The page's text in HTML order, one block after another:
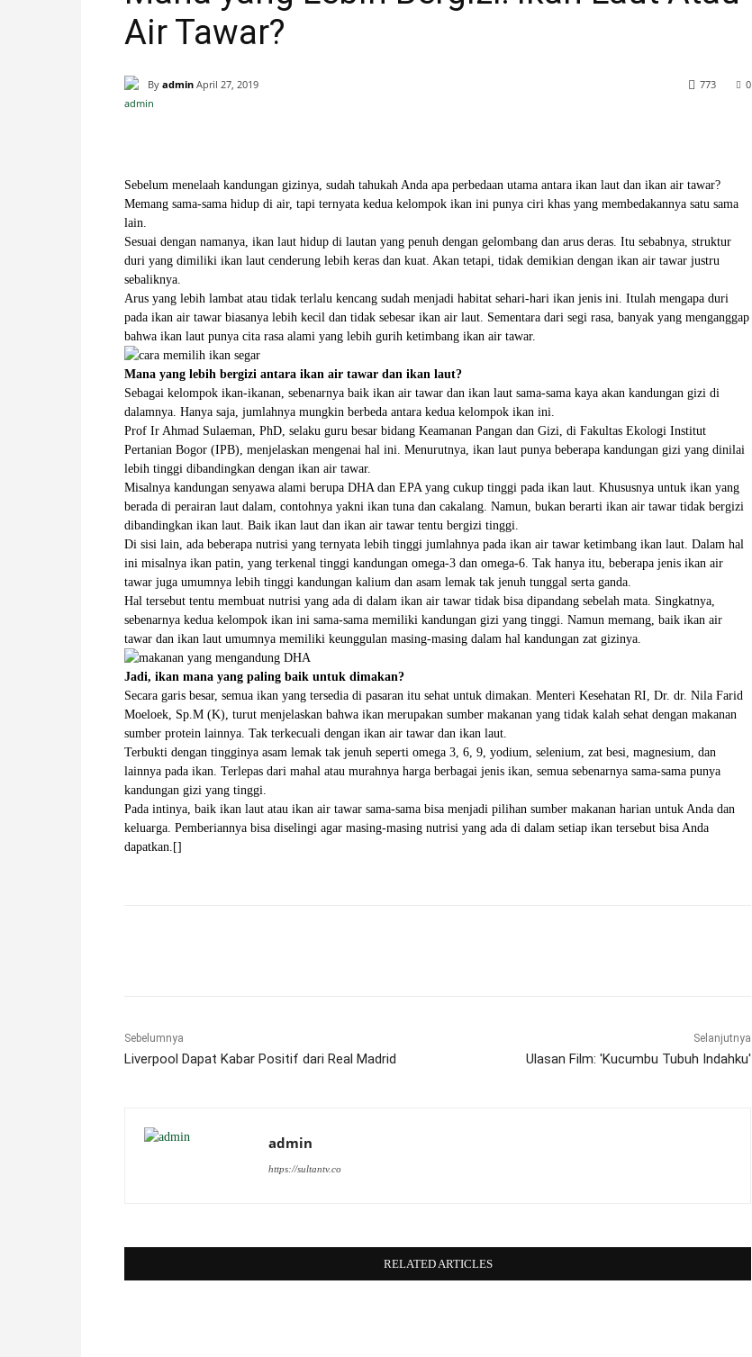
A
S
T
I
M
E
W
A
Air Tawar?
By admin April 27, 2019 0
773
Sebelum menelaah kandungan gizinya, sudah tahukah Anda apa perbedaan utama antara ikan laut dan ikan air tawar?
Memang sama-sama hidup di air, tapi ternyata kedua kelompok ikan ini punya ciri khas yang membedakannya satu sama
lain.
Sesuai dengan namanya, ikan laut hidup di lautan yang penuh dengan gelombang dan arus deras. Itu sebabnya, struktur
duri yang dimiliki ikan laut cenderung lebih keras dan kuat. Akan tetapi, tidak demikian dengan ikan air tawar justru
sebaliknya.
Arus yang lebih lambat atau tidak terlalu kencang sudah menjadi habitat sehari-hari ikan jenis ini. Itulah mengapa duri
pada ikan air tawar biasanya lebih kecil dan tidak sebesar ikan air laut. Sementara dari segi rasa, banyak yang menganggap
bahwa ikan laut punya cita rasa alami yang lebih gurih ketimbang ikan air tawar.
Mana yang lebih bergizi antara ikan air tawar dan ikan laut?
Sebagai kelompok ikan-ikanan, sebenarnya baik ikan air tawar dan ikan laut sama-sama kaya akan kandungan gizi di
dalamnya. Hanya saja, jumlahnya mungkin berbeda antara kedua kelompok ikan ini.
Prof Ir Ahmad Sulaeman, PhD, selaku guru besar bidang Keamanan Pangan dan Gizi, di Fakultas Ekologi Institut
Pertanian Bogor (IPB), menjelaskan mengenai hal ini. Menurutnya, ikan laut punya beberapa kandungan gizi yang dinilai
lebih tinggi dibandingkan dengan ikan air tawar.
Misalnya kandungan senyawa alami berupa DHA dan EPA yang cukup tinggi pada ikan laut. Khususnya untuk ikan yang
berada di perairan laut dalam, contohnya yakni ikan tuna dan cakalang. Namun, bukan berarti ikan air tawar tidak bergizi
dibandingkan ikan laut. Baik ikan laut dan ikan air tawar tentu bergizi tinggi.
Di sisi lain, ada beberapa nutrisi yang ternyata lebih tinggi jumlahnya pada ikan air tawar ketimbang ikan laut. Dalam hal
ini misalnya ikan patin, yang terkenal tinggi kandungan omega-3 dan omega-6. Tak hanya itu, beberapa jenis ikan air
tawar juga umumnya lebih tinggi kandungan kalium dan asam lemak tak jenuh tunggal serta ganda.
Hal tersebut tentu membuat nutrisi yang ada di dalam ikan air tawar tidak bisa dipandang sebelah mata. Singkatnya,
sebenarnya kedua kelompok ikan ini sama-sama memiliki kandungan gizi yang tinggi. Namun memang, baik ikan air
tawar dan ikan laut umumnya memiliki keunggulan masing-masing dalam hal kandungan zat gizinya.
Jadi, ikan mana yang paling baik untuk dimakan?
Secara garis besar, semua ikan yang tersedia di pasaran itu sehat untuk dimakan. Menteri Kesehatan RI, Dr. dr. Nila Farid
Moeloek, Sp.M (K), turut menjelaskan bahwa ikan merupakan sumber makanan yang tidak kalah sehat dengan makanan
sumber protein lainnya. Tak terkecuali dengan ikan air tawar dan ikan laut.
Terbukti dengan tingginya asam lemak tak jenuh seperti omega 3, 6, 9, yodium, selenium, zat besi, magnesium, dan
lainnya pada ikan. Terlepas dari mahal atau murahnya harga berbagai jenis ikan, semua sebenarnya sama-sama punya
kandungan gizi yang tinggi.
Pada intinya, baik ikan laut atau ikan air tawar sama-sama bisa menjadi pilihan sumber makanan harian untuk Anda dan
keluarga. Pemberiannya bisa diselingi agar masing-masing nutrisi yang ada di dalam setiap ikan tersebut bisa Anda
dapatkan.[]
Sebelumnya
Liverpool Dapat Kabar Positif dari Real Madrid
Selanjutnya
Ulasan Film: 'Kucumbu Tubuh Indahku'
admin
https://sultantv.co
RELATED ARTICLES